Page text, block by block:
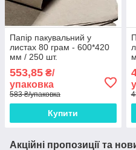
Папір пакувальний у
листах 80 грам - 600*420
мм / 250 шт.
553,85 ₴/
упаковка
583 ₴/упаковка
Купити
Акційні пропозиції та